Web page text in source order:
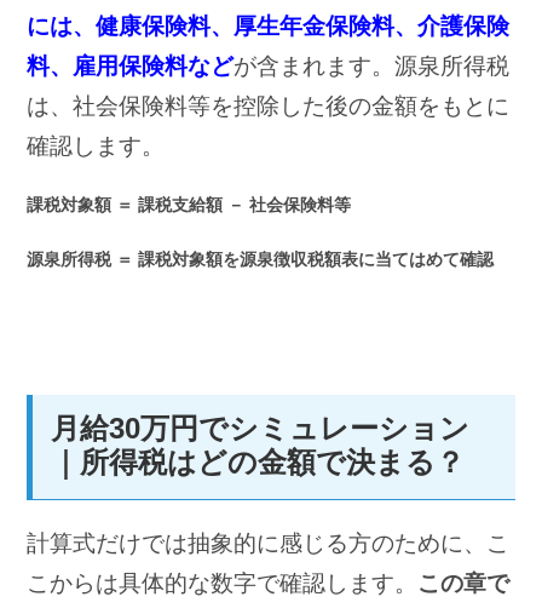
には、健康保険料、厚生年金保険料、介護保険
料、雇用保険料などが含まれます。源泉所得税
は、社会保険料等を控除した後の金額をもとに
確認します。
課税対象額 ＝ 課税支給額 － 社会保険料等
源泉所得税 ＝ 課税対象額を源泉徴収税額表に当てはめて確認
月給30万円でシミュレーション
｜所得税はどの金額で決まる？
計算式だけでは抽象的に感じる方のために、こ
こからは具体的な数字で確認します。 この章で